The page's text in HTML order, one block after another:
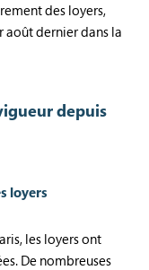
des loyers,
août dernier dans la
depuis
loyers
les loyers ont
De nombreuses